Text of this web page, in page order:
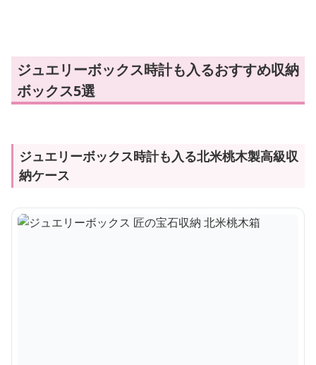
ジュエリーボックス時計も入るおすすめ収納
ボックス5選
ジュエリーボックス時計も入る北米桃木製高級収
納ケース